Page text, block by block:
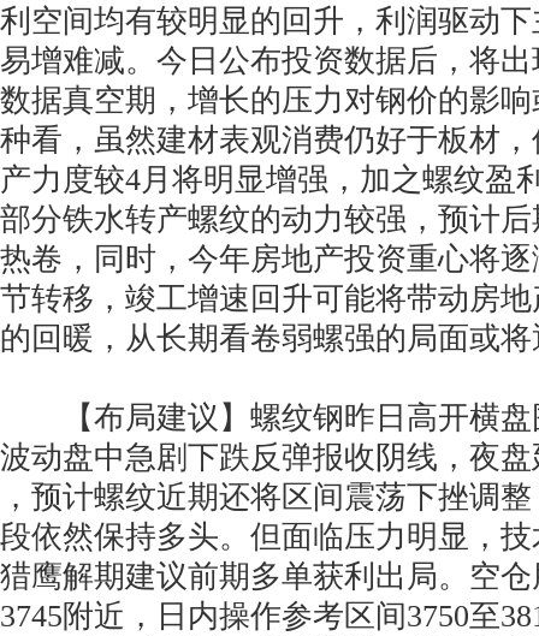
利空间均有较明显的回升，利润驱动
易增难减。今日公布投资数据后，将
数据真空期，增长的压力对钢价的影
种看，虽然建材表观消费仍好于板材
产力度较4月将明显增强，加之螺纹盈
部分铁水转产螺纹的动力较强，预计
热卷，同时，今年房地产投资重心将
节转移，竣工增速回升可能将带动房
的回暖，从长期看卷弱螺强的局面或
【布局建议】螺纹钢昨日高开横盘
波动盘中急剧下跌反弹报收阴线，夜
，预计螺纹近期还将区间震荡下挫调
段依然保持多头。但面临压力明显，
猎鹰解期建议前期多单获利出局。空
3745附近，日内操作参考区间3750至